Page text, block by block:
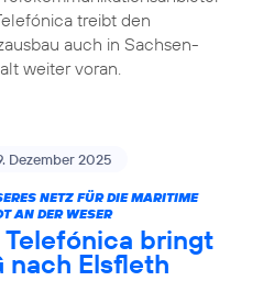
treibt den
auch in Sachsen-
weiter voran.
Dezember 2025
NETZ FÜR DIE MARITIME
AN DER WESER
Telefónica bringt
nach Elsfleth